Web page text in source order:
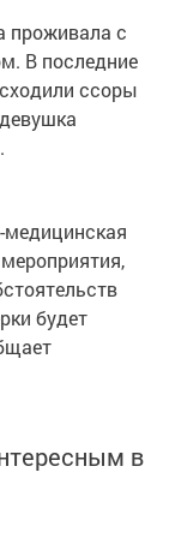
проживала с
В последние
ссоры
медицинская
будет
в